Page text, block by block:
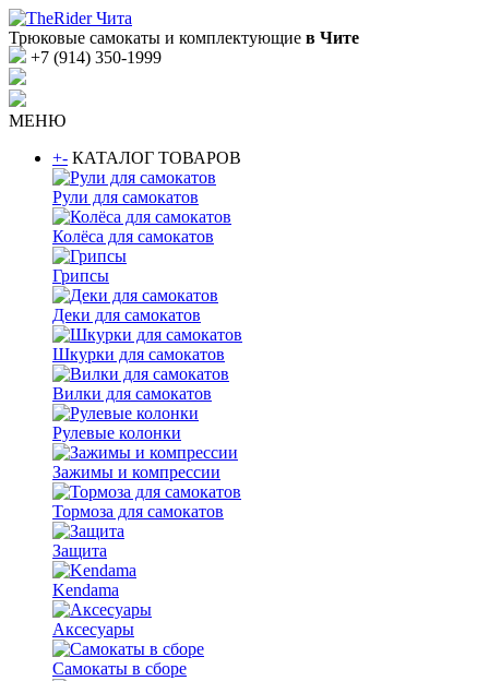
Трюковые самокаты и комплектующие в Чите
+7 (914) 350-1999
МЕНЮ
+- КАТАЛОГ ТОВАРОВ
Рули для самокатов
Колёса для самокатов
Грипсы
Деки для самокатов
Шкурки для самокатов
Вилки для самокатов
Рулевые колонки
Зажимы и компрессии
Тормоза для самокатов
Защита
Kendama
Аксесуары
Самокаты в сборе